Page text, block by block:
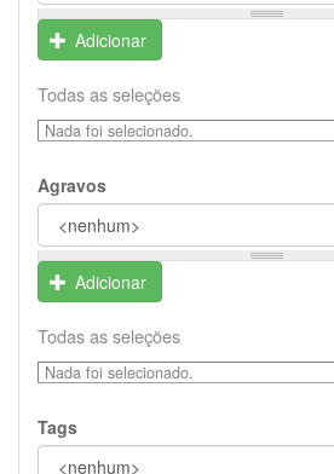
Adicionar
Todas as seleções
Nada foi selecionado.
Agravos
Adicionar
Todas as seleções
Nada foi selecionado.
Tags